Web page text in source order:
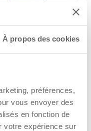
À propos des cookies
préférences,
vous envoyer des
en fonction de
votre expérience sur
AJOUTER